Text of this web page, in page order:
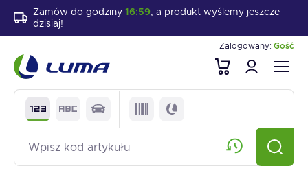
Zamów do godziny 16:59, a produkt wyślemy jeszcze
dzisiaj!
Zalogowany: Gość